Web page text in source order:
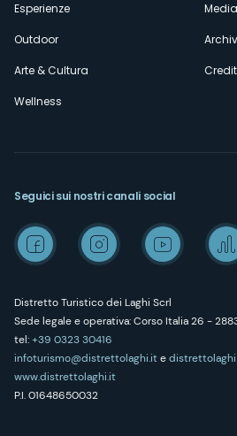
Esperienze
Outdoor
Arte & Cultura
Wellness
Distretto Turistico dei Laghi Scrl
Sede legale e operativa: Corso Italia 26 -
tel:+39 0323 30416
infoturismo@distrettolaghi.ite
www.distrettolaghi.it
P.I. 01648650032
Seguici sui nostri canali social